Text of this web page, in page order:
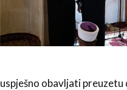
uspješno obavljati